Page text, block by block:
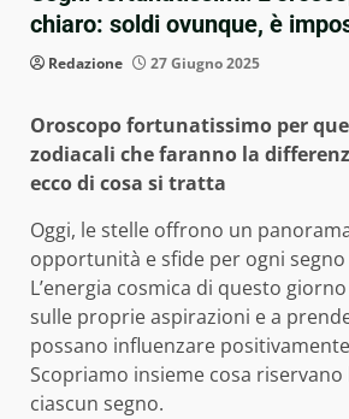
chiaro: soldi ovunque, è
Redazione 27 Giugno 2025
Oroscopo fortunatissimo per
zodiacali che faranno la
ecco di cosa si tratta
Oggi, le stelle offrono un
opportunità e sfide per ogni segno
L’energia cosmica di questo
sulle proprie aspirazioni e a
possano influenzare
Scopriamo insieme cosa
ciascun segno.